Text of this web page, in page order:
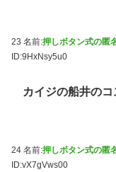
23 名前:押しボタン式の匿
ID:9HxNsy5u0
カイジの船井の
24 名前:押しボタン式の匿
ID:vX7gVws00